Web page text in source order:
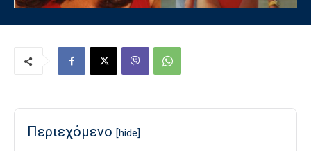
Περιεχόμενο [hide]